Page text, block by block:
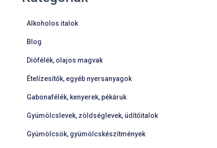
Alkoholos italok
Blog
Diófélék, olajos magvak
Ételízesítők, egyéb nyersanyagok
Gabonafélék, kenyerek, pékáruk
Gyümölcslevek, zöldséglevek, üdítőitalok
Gyümölcsök, gyümölcskészítmények